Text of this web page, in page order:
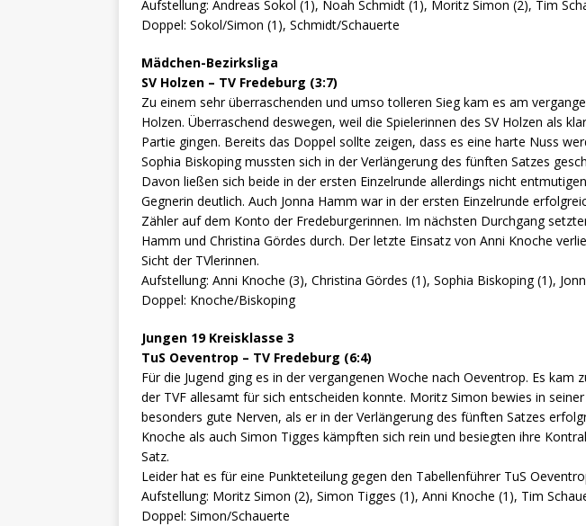
Aufstellung: Andreas Sokol (1), Noah Schmidt (1), Moritz Simon (2), Tim
Doppel: Sokol/Simon (1), Schmidt/Schauerte
Mädchen-Bezirksliga
SV Holzen – TV Fredeburg (3:7)
Zu einem sehr überraschenden und umso tolleren Sieg kam es am
Holzen. Überraschend deswegen, weil die Spielerinnen des SV Holzen als
Partie gingen. Bereits das Doppel sollte zeigen, dass es eine harte Nuss
Sophia Biskoping mussten sich in der Verlängerung des fünften Satzes
Davon ließen sich beide in der ersten Einzelrunde allerdings nicht
Gegnerin deutlich. Auch Jonna Hamm war in der ersten Einzelrunde
Zähler auf dem Konto der Fredeburgerinnen. Im nächsten Durchgang
Hamm und Christina Gördes durch. Der letzte Einsatz von Anni Knoche
Sicht der TVlerinnen.
Aufstellung: Anni Knoche (3), Christina Gördes (1), Sophia Biskoping (1),
Doppel: Knoche/Biskoping
Jungen 19 Kreisklasse 3
TuS Oeventrop – TV Fredeburg (6:4)
Für die Jugend ging es in der vergangenen Woche nach Oeventrop. Es kam
der TVF allesamt für sich entscheiden konnte. Moritz Simon bewies in
besonders gute Nerven, als er in der Verlängerung des fünften Satzes
Knoche als auch Simon Tigges kämpften sich rein und besiegten ihre
Satz.
Leider hat es für eine Punkteteilung gegen den Tabellenführer TuS
Aufstellung: Moritz Simon (2), Simon Tigges (1), Anni Knoche (1), Tim
Doppel: Simon/Schauerte